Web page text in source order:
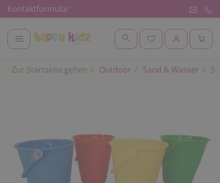
Kontaktformular
Zur Startseite gehen Outdoor Sand & Wasser